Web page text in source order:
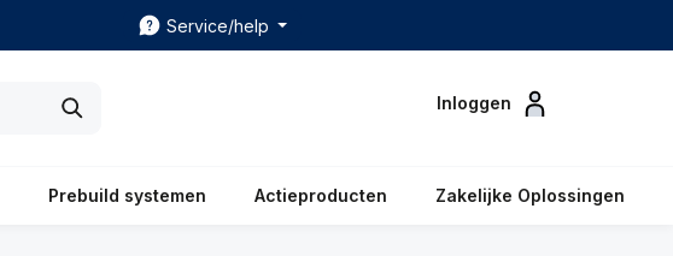
Service/help
Inloggen
Prebuild systemen Actieproducten Zakelijke Oplossingen